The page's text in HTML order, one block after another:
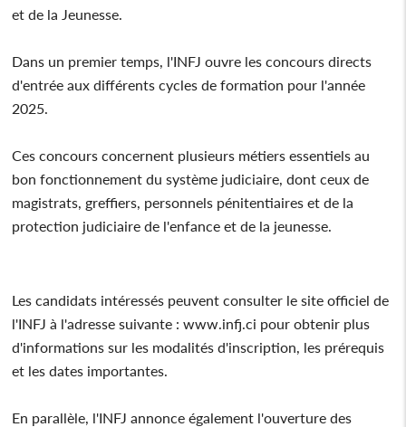
et de la Jeunesse.
Dans un premier temps, l'INFJ ouvre les concours directs
d'entrée aux différents cycles de formation pour l'année
2025.
Ces concours concernent plusieurs métiers essentiels au
bon fonctionnement du système judiciaire, dont ceux de
magistrats, greffiers, personnels pénitentiaires et de la
protection judiciaire de l'enfance et de la jeunesse.
Les candidats intéressés peuvent consulter le site officiel de
l'INFJ à l'adresse suivante : www.infj.ci pour obtenir plus
d'informations sur les modalités d'inscription, les prérequis
et les dates importantes.
En parallèle, l'INFJ annonce également l'ouverture des